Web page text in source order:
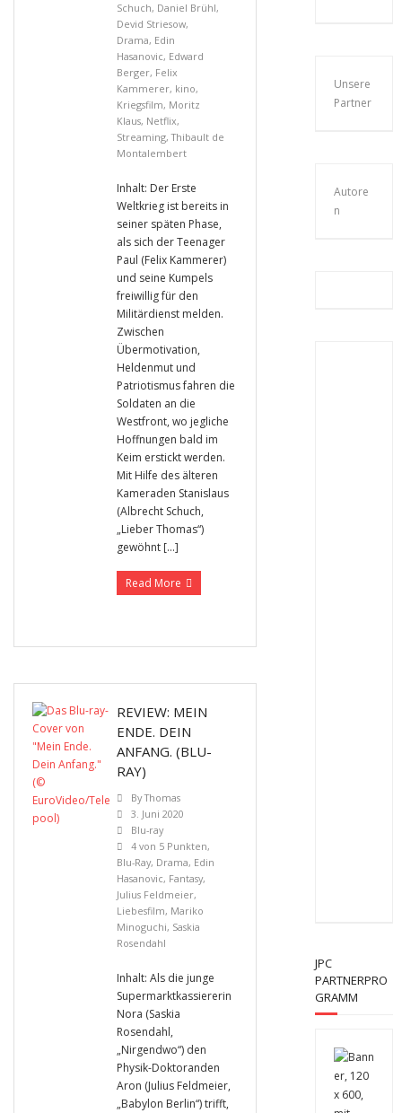
Schuch, Daniel Brühl,
Devid Striesow,
Drama, Edin
Hasanovic, Edward
Berger, Felix
Kammerer, kino,
Kriegsfilm, Moritz
Klaus, Netflix,
Streaming,Thibault de
Montalembert
Inhalt: Der Erste
Weltkrieg ist bereits in
seiner späten Phase,
als sich der Teenager
Paul (Felix Kammerer)
und seine Kumpels
freiwillig für den
Militärdienst melden.
Zwischen
Übermotivation,
Heldenmut und
Patriotismus fahren die
Soldaten an die
Westfront, wo jegliche
Hoffnungen bald im
Keim erstickt werden.
Mit Hilfe des älteren
Kameraden Stanislaus
(Albrecht Schuch,
„Lieber Thomas“)
gewöhnt […]
Read More
REVIEW: MEIN
ENDE. DEIN
ANFANG. (BLU-
RAY)
ByThomas
3. Juni 2020
Blu-ray
4 von 5 Punkten,
Blu-Ray, Drama, Edin
Hasanovic, Fantasy,
Julius Feldmeier,
Liebesfilm, Mariko
Minoguchi, Saskia
Rosendahl
Inhalt: Als die junge
Supermarktkassiererin
Nora (Saskia
Rosendahl,
„Nirgendwo“) den
Physik-Doktoranden
Aron (Julius Feldmeier,
„Babylon Berlin“) trifft,
Unsere
Partner
Autore
n
JPC
PARTNERPRO
GRAMM